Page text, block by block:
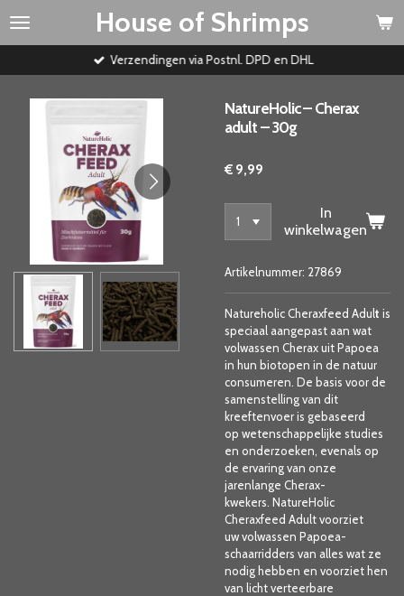
Ga
House of Shrimps
Verzendingen via Postnl. DPD en DHL
NatureHolic – Cherax
adult – 30g
€ 9,99
In
winkelwagen
Artikelnummer: 27869
Natureholic Cheraxfeed Adult is
speciaal aangepast aan wat
volwassen Cherax uit Papoea
in hun biotopen in de natuur
consumeren. De basis voor de
samenstelling van dit
kreeftenvoer is gebaseerd
op wetenschappelijke studies
en onderzoeken, evenals op
de ervaring van onze
jarenlange Cherax-
kwekers. NatureHolic
Cheraxfeed Adult voorziet
uwvolwassen Papoea-
schaarridders van alles wat ze
nodig hebben en voorziet hen
van licht verteerbare